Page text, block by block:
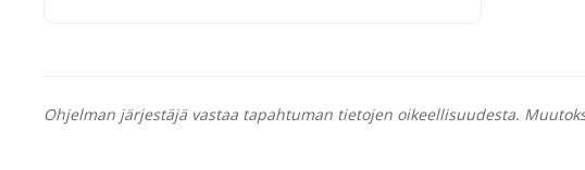
Ohjelman järjestäjä vastaa tapahtuman tietojen oikeellisuudesta.